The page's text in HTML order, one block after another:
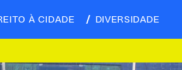
À CIDADE DIVERSIDADE